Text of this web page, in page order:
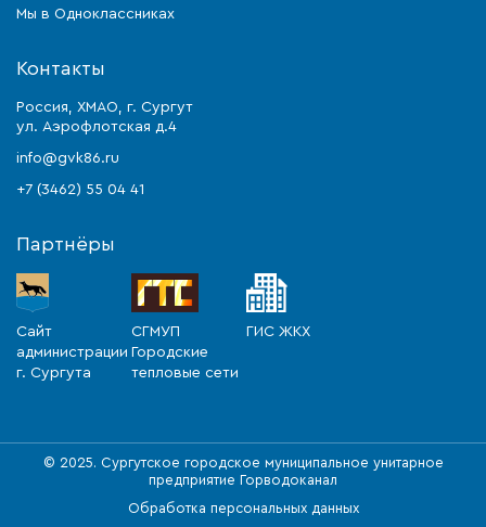
Мы в Одноклассниках
Контакты
Россия, ХМАО, г. Сургут
ул. Аэрофлотская д.4
info@gvk86.ru
+7 (3462) 55 04 41
Партнёры
Сайт
администрации
г. Сургута
СГМУП
Городские
тепловые сети
ГИС ЖКХ
© 2025. Сургутское городское муниципальное унитарное
предприятие Горводоканал
Обработка персональных данных